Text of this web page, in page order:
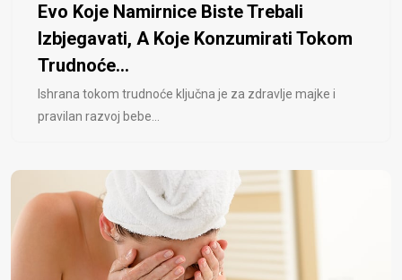
Evo Koje Namirnice Biste Trebali
Izbjegavati, A Koje Konzumirati Tokom
Trudnoće...
Ishrana tokom trudnoće ključna je za zdravlje majke i
pravilan razvoj bebe...